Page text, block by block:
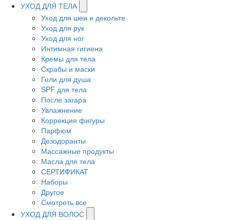
УХОД ДЛЯ ТЕЛА
Уход для шеи и декольте
Уход для рук
Уход для ног
Интимная гигиена
Кремы для тела
Скрабы и маски
Гели для душа
SPF для тела
После загара
Увлажнение
Коррекция фигуры
Парфюм
Дезодоранты
Массажные продукты
Масла для тела
СЕРТИФИКАТ
Наборы
Другое
Смотреть все
УХОД ДЛЯ ВОЛОС